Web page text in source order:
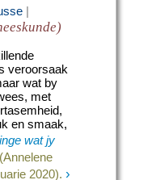
|
veroorsaak
wat by
met
en smaak,
wat jy
(Annelene
2020). ›